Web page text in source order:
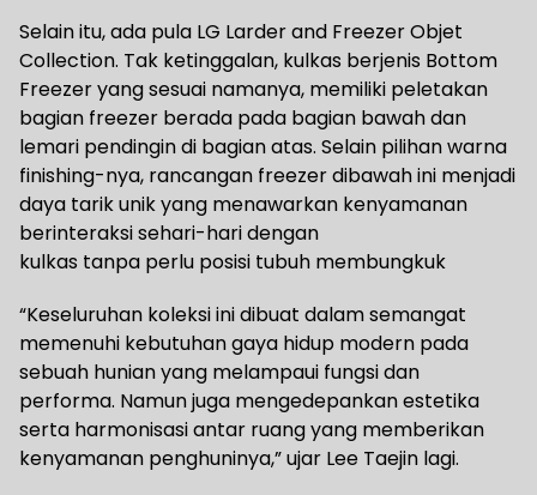
Selain itu, ada pula LG Larder and Freezer Objet
Collection. Tak ketinggalan, kulkas berjenis Bottom
Freezer yang sesuai namanya, memiliki peletakan
bagian freezer berada pada bagian bawah dan
lemari pendingin di bagian atas. Selain pilihan warna
finishing-nya, rancangan freezer dibawah ini menjadi
daya tarik unik yang menawarkan kenyamanan
berinteraksi sehari-hari dengan
kulkas tanpa perlu posisi tubuh membungkuk
“Keseluruhan koleksi ini dibuat dalam semangat
memenuhi kebutuhan gaya hidup modern pada
sebuah hunian yang melampaui fungsi dan
performa. Namun juga mengedepankan estetika
serta harmonisasi antar ruang yang memberikan
kenyamanan penghuninya,” ujar Lee Taejin lagi.